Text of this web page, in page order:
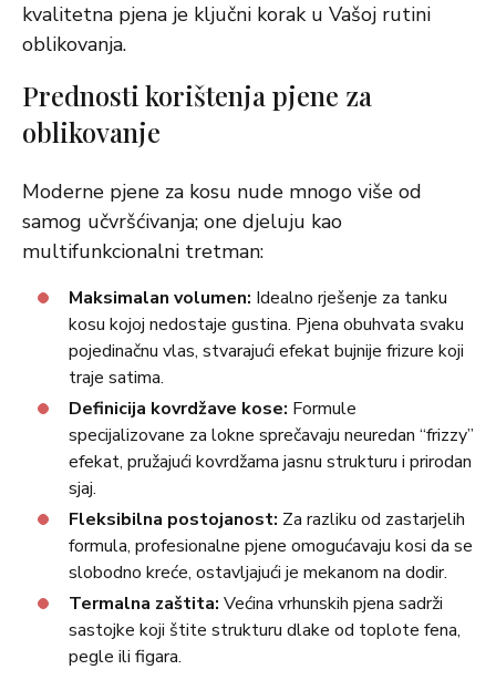
kvalitetna pjena je ključni korak u Vašoj rutini
oblikovanja.
Prednosti korištenja pjene za
oblikovanje
Moderne pjene za kosu nude mnogo više od
samog učvršćivanja; one djeluju kao
multifunkcionalni tretman:
Maksimalan volumen: Idealno rješenje za tanku
kosu kojoj nedostaje gustina. Pjena obuhvata svaku
pojedinačnu vlas, stvarajući efekat bujnije frizure koji
traje satima.
Definicija kovrdžave kose: Formule
specijalizovane za lokne sprečavaju neuredan “frizzy”
efekat, pružajući kovrdžama jasnu strukturu i prirodan
sjaj.
Fleksibilna postojanost: Za razliku od zastarjelih
formula, profesionalne pjene omogućavaju kosi da se
slobodno kreće, ostavljajući je mekanom na dodir.
Termalna zaštita: Većina vrhunskih pjena sadrži
sastojke koji štite strukturu dlake od toplote fena,
pegle ili figara.